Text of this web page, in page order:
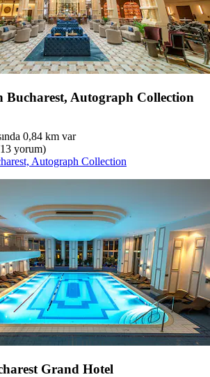
Bucharest, Autograph Collection
0,84 km var
yorum)
Autograph Collection
Grand Hotel